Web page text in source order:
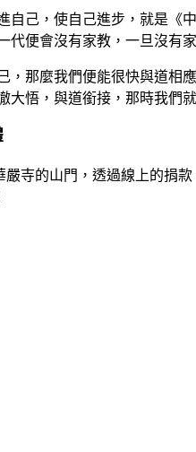
自己，使自己進步，就是
代便會沒有家教，一旦沒有
，那麼我們便能很快與道
大悟，與道銜接，那時我們
寺的山門，透過線上的捐